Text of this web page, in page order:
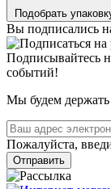
Подобрать
Вы подписались
Подписывайтесь
событий!
Мы будем держать
Пожалуйста,
Отправить